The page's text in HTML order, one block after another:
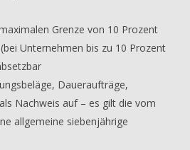
Grenze von 10 Prozent
Unternehmen bis zu 10 Prozent
Daueraufträge,
Nachweis auf – es gilt die vom
allgemeine siebenjährige